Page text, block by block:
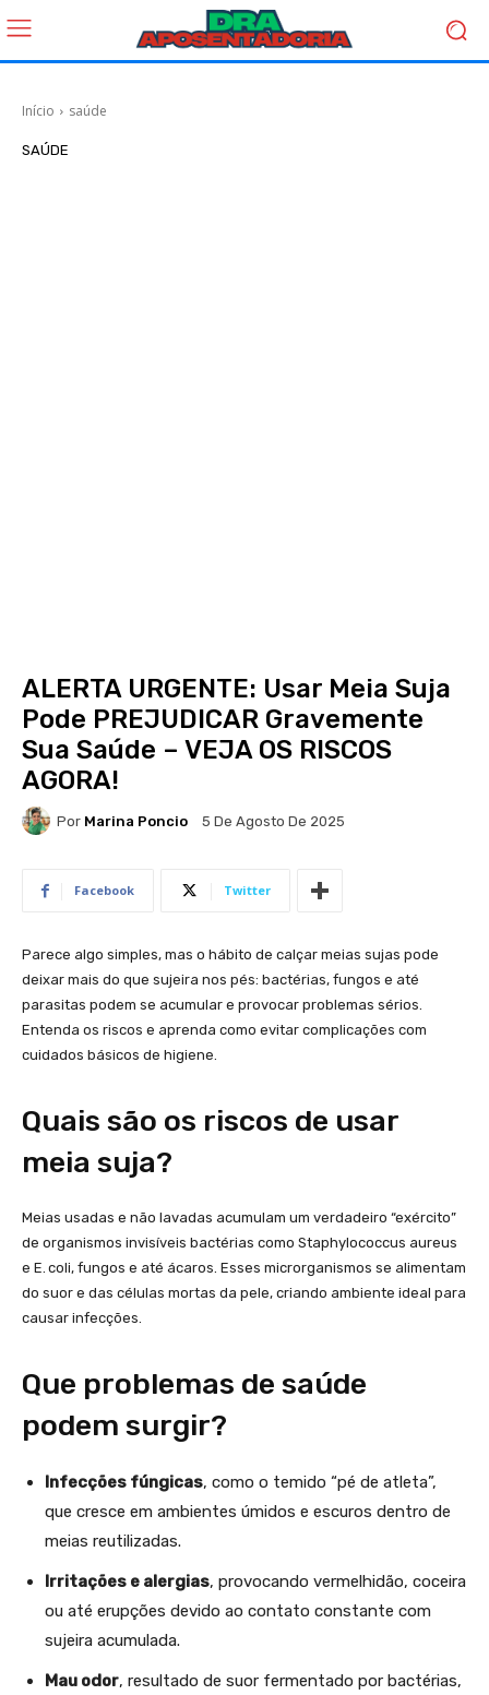
Início saúde
SAÚDE
ALERTA URGENTE: Usar Meia Suja
Pode PREJUDICAR Gravemente
Sua Saúde – VEJA OS RISCOS
AGORA!
Por Marina Poncio 5 De Agosto De 2025
Facebook Twitter
Parece algo simples, mas o hábito de calçar meias sujas pode
deixar mais do que sujeira nos pés: bactérias, fungos e até
parasitas podem se acumular e provocar problemas sérios.
Entenda os riscos e aprenda como evitar complicações com
cuidados básicos de higiene.
Quais são os riscos de usar
meia suja?
Meias usadas e não lavadas acumulam um verdadeiro “exército”
de organismos invisíveis bactérias como Staphylococcus aureus
e E. coli, fungos e até ácaros. Esses microrganismos se alimentam
do suor e das células mortas da pele, criando ambiente ideal para
causar infecções.
Que problemas de saúde
podem surgir?
Infecções fúngicas, como o temido “pé de atleta”,
que cresce em ambientes úmidos e escuros dentro de
meias reutilizadas.
Irritações e alergias, provocando vermelhidão, coceira
ou até erupções devido ao contato constante com
sujeira acumulada.
Mau odor, resultado de suor fermentado por bactérias,